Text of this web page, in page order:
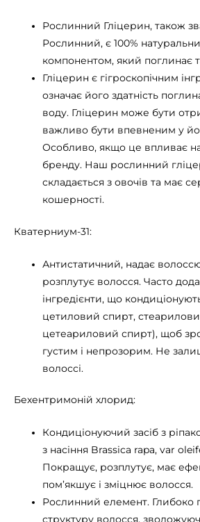
Рослинний Гліцерин, також
Рослинний, є 100%
компонентом, який поглинає
Гліцерин є гігроскопічним
означає його здатність
воду. Гліцерин може бути
важливо бути впевненим у
Особливо, якщо це впливає
бренду. Наш рослинний
складається з овочів та має
кошерності.
Кватерниум-31:
Антистатичний, надає волоссю
розплутує волосся. Часто
інгредієнти, що
цетиловий спирт,
цетеариловий спирт), щоб
густим і непрозорим. Не
волоссі.
Бехентримоній хлорид:
Кондиціонуючий засіб з
з насіння Brassica rapa, var
Покращує, розплутує, має
пом’якшує і зміцнює волосся.
Рослинний елемент. Глибоко
структуру волосся,